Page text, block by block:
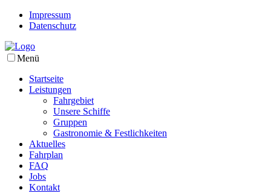
Impressum
Datenschutz
Menü
Startseite
Leistungen
Fahrgebiet
Unsere Schiffe
Gruppen
Gastronomie & Festlichkeiten
Aktuelles
Fahrplan
FAQ
Jobs
Kontakt